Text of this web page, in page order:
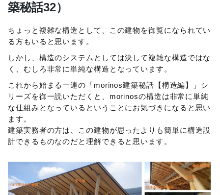
築秘話32）
ちょっと複雑な構造として、この建物を御覧になられてい
る方もいると思います。
しかし、構造のシステムとしては決して複雑な構造ではな
く、むしろ非常に単純な構造となっています。
これから始まる一連の「morinos建築秘話【構造編】」シ
リーズを御一読いただくと、morinosの構造は非常に単純
な仕組みとなっているということにお気づきになると思い
ます。
建築実務者の方は、この建物が思ったよりも簡単に構造設
計できるものなのだと理解できると思います。